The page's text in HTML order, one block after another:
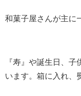
和菓子屋さんが主に
『寿』や誕生日、
います。箱に入れ、